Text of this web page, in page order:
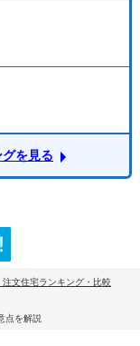
を見る
文住宅ランキング・比較
点を解説